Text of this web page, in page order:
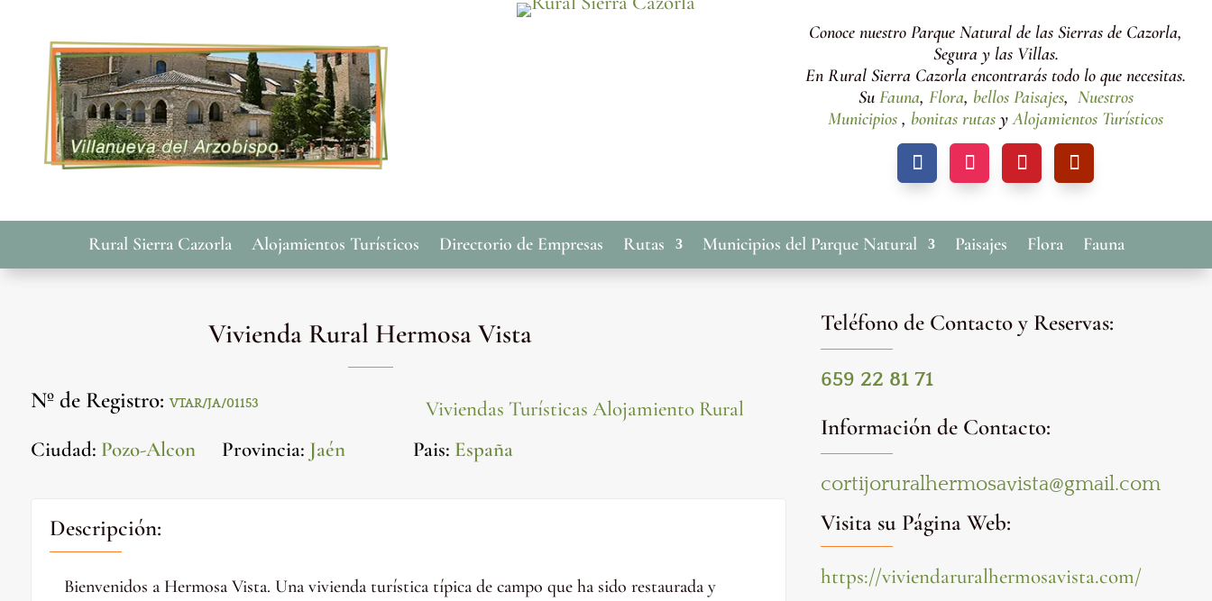
Conoce nuestro Parque Natural de las Sierras de Cazorla,
Segura y las Villas.
En Rural Sierra Cazorla encontrarás todo lo que necesitas.
Su Fauna, Flora, bellos Paisajes, Nuestros
Municipios , bonitas rutas yAlojamientos Turísticos
Rural Sierra Cazorla Alojamientos Turísticos Directorio de Empresas Rutas Municipios del Parque Natural Paisajes Flora Fauna
Vivienda Rural Hermosa Vista
Nº de Registro:VTAR/JA/01153
Viviendas Turísticas Alojamiento Rural
Ciudad: Pozo-Alcon Provincia: Jaén Pais: España
Descripción:
Bienvenidos a Hermosa Vista. Una vivienda turística típica de campo que ha sido restaurada y
Teléfono de Contacto y Reservas:
659 22 81 71
Información de Contacto:
cortijoruralhermosavista@gmail.com
Visita su Página Web:
https://viviendaruralhermosavista.com/